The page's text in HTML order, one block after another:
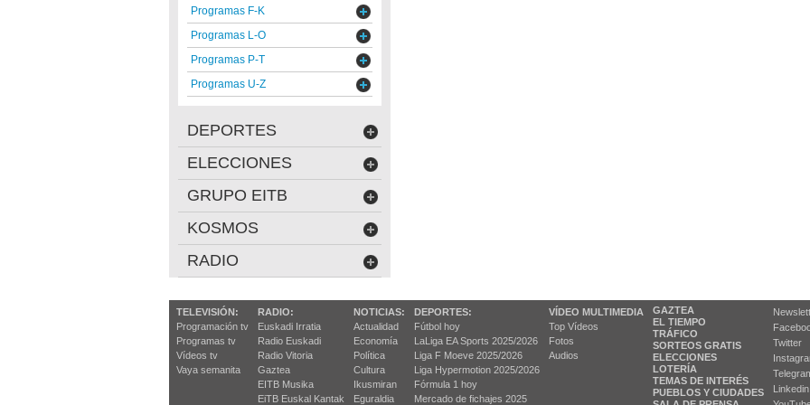
Programas F-K
Programas L-O
Programas P-T
Programas U-Z
DEPORTES
ELECCIONES
GRUPO EITB
KOSMOS
RADIO
TELEVISIÓN:
Programación tv
Programas tv
Vídeos tv
Vaya semanita
RADIO:
Euskadi Irratia
Radio Euskadi
Radio Vitoria
Gaztea
EITB Musika
EiTB Euskal Kantak
NOTICIAS:
Actualidad
Economía
Política
Cultura
Ikusmiran
Eguraldia
DEPORTES:
Fútbol hoy
LaLiga EA Sports 2025/2026
Liga F Moeve 2025/2026
Liga Hypermotion 2025/2026
Fórmula 1 hoy
Mercado de fichajes 2025
VÍDEO MULTIMEDIA
Top Vídeos
Fotos
Audios
GAZTEA
EL TIEMPO
TRÁFICO
SORTEOS GRATIS
ELECCIONES
LOTERÍA
TEMAS DE INTERÉS
PUEBLOS Y CIUDADES
Twitter
Linkedin